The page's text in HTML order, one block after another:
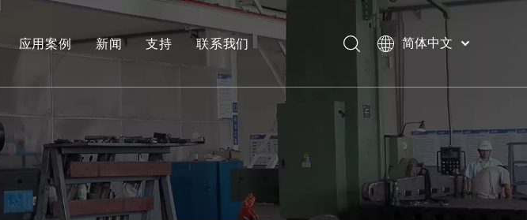
应用案例 新闻 支持 联系我们
简体中文
indonesia
Pусский
Français
العربية
English